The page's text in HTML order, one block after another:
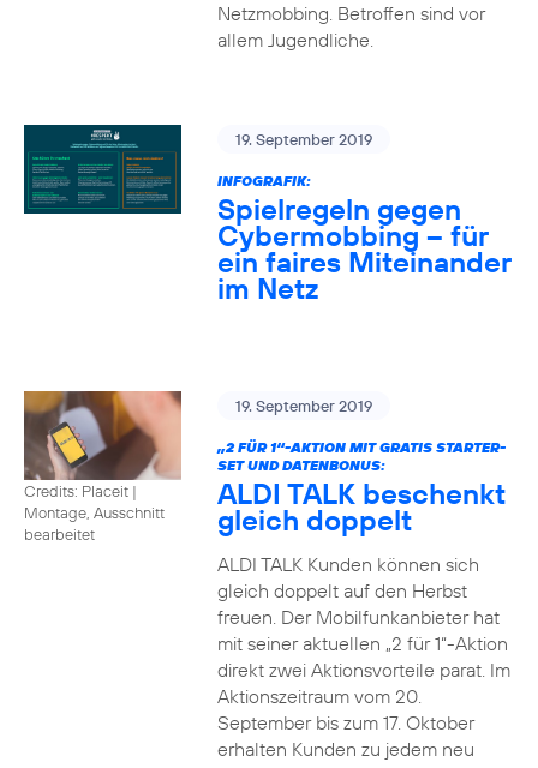
Netzmobbing. Betroffen sind vor
allem Jugendliche.
19. September 2019
INFOGRAFIK:
Spielregeln gegen
Cybermobbing – für
ein faires Miteinander
im Netz
Credits: Placeit |
Montage, Ausschnitt
bearbeitet
19. September 2019
„2 FÜR 1“-AKTION MIT GRATIS STARTER-
SET UND DATENBONUS:
ALDI TALK beschenkt
gleich doppelt
ALDI TALK Kunden können sich
gleich doppelt auf den Herbst
freuen. Der Mobilfunkanbieter hat
mit seiner aktuellen „2 für 1“-Aktion
direkt zwei Aktionsvorteile parat. Im
Aktionszeitraum vom 20.
September bis zum 17. Oktober
erhalten Kunden zu jedem neu